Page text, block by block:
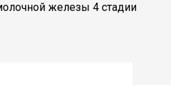
железы 4 стадии